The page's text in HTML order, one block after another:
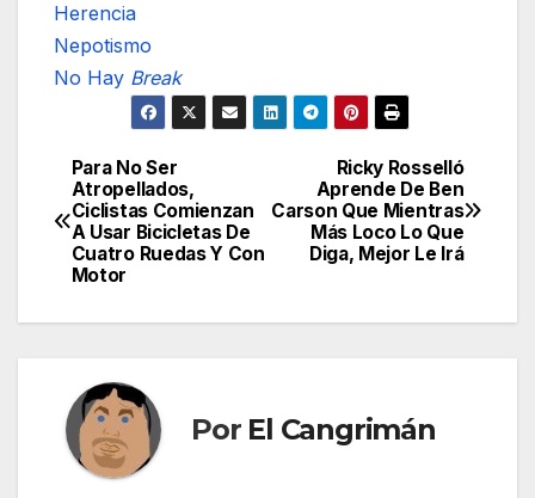
Herencia
Nepotismo
No Hay Break
Navegación
de
entradas
Ricky Rosselló
Aprende De Ben
Carson Que Mientras
Más Loco Lo Que
Diga, Mejor Le Irá
Para No Ser
Atropellados,
Ciclistas Comienzan
A Usar Bicicletas De
Cuatro Ruedas Y Con
Motor
Por El Cangrimán